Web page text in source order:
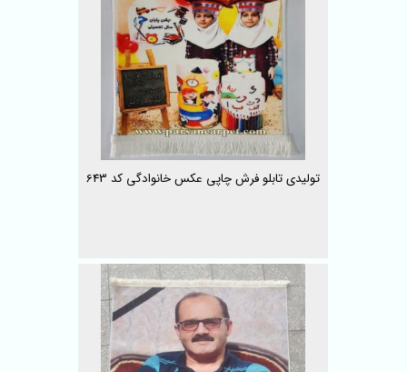
تولیدی تابلو فرش چاپی عکس خانوادگی کد 643